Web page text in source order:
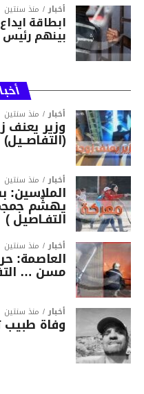
أخبار منذ سنتين
بينهم رئيس
أخبار منذ سنتين
وزير يعنف
(التفاصــيل)
أخبار منذ سنتين
يهشّم
التفـاصيل )
أخبار منذ سنتين
العاصمة:
مسن …
أخبار منذ سنتين
وفاة